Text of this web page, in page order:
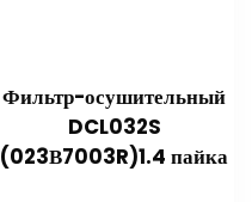
Фильтр-осушительный
DCL032S
(023В7003R)1.4 пайка